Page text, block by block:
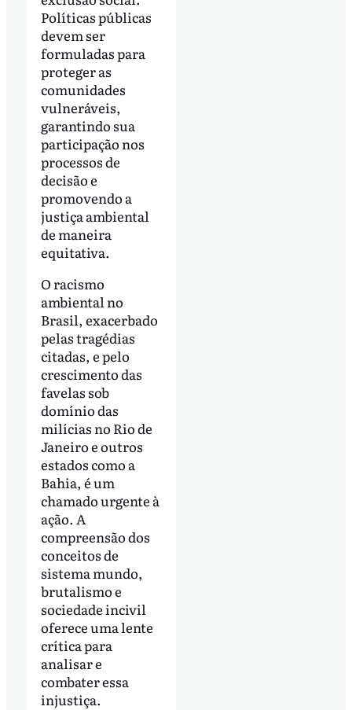
Políticas públicas
devem ser
formuladas para
proteger as
comunidades
vulneráveis,
garantindo sua
participação nos
processos de
decisão e
promovendo a
justiça ambiental
de maneira
equitativa.
O racismo
ambiental no
Brasil, exacerbado
pelas tragédias
citadas, e pelo
crescimento das
favelas sob
domínio das
milícias no Rio de
Janeiro e outros
estados como a
Bahia, é um
chamado urgente à
ação. A
compreensão dos
conceitos de
sistema mundo,
brutalismo e
sociedade incivil
oferece uma lente
crítica para
analisar e
combater essa
injustiça.